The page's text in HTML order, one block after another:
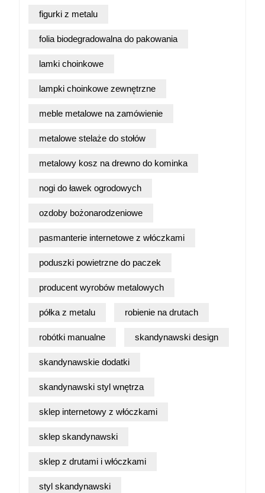
figurki z metalu
folia biodegradowalna do pakowania
lamki choinkowe
lampki choinkowe zewnętrzne
meble metalowe na zamówienie
metalowe stelaże do stołów
metalowy kosz na drewno do kominka
nogi do ławek ogrodowych
ozdoby bożonarodzeniowe
pasmanterie internetowe z włóczkami
poduszki powietrzne do paczek
producent wyrobów metalowych
półka z metalu robienie na drutach
robótki manualne skandynawski design
skandynawskie dodatki
skandynawski styl wnętrza
sklep internetowy z włóczkami
sklep skandynawski
sklep z drutami i włóczkami
styl skandynawski